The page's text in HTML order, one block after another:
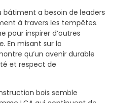
bâtiment a besoin de leaders
à travers les tempêtes.
pour inspirer d’autres
En misant sur la
qu’un avenir durable
et respect de
bois semble